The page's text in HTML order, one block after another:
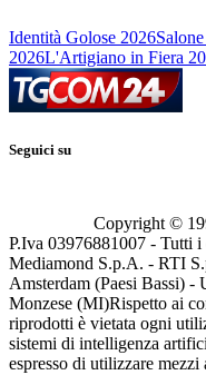
Identità Golose 2026
2026L'Artigiano in Fiera
Seguici su
Copyright ©
P.Iva 03976881007 - Tutti
Mediamond S.p.A. - RTI
Amsterdam (Paesi Bassi)
Monzese (MI)Rispetto ai
riprodotti è vietata ogni
sistemi di intelligenza
espresso di utilizzare